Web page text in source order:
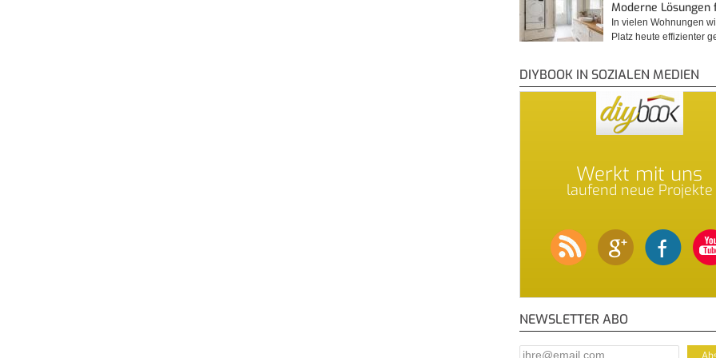
Moderne
In vielen Wohnungen
Platz heute effizienter
DIYBOOK IN SOZIALEN MEDIEN
Werkt mit uns
laufend neue Projekte
NEWSLETTER ABO
E-Mail Addresse*